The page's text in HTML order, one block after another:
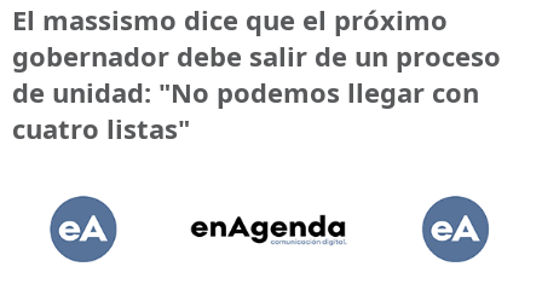
El massismo dice que el próximo
gobernador debe salir de un proceso
de unidad: "No podemos llegar con
cuatro listas"